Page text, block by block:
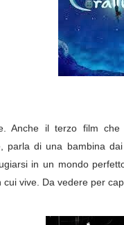
Anche il terzo film
parla di una bambina
in un mondo
cui vive. Da vedere per